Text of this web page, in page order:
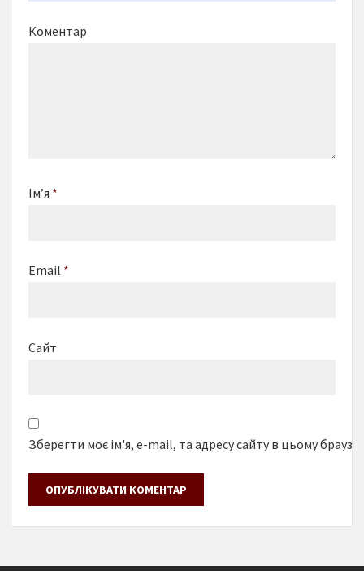
Коментар
Ім’я *
Email *
Сайт
Зберегти моє ім'я, e-mail, та адресу сайту в цьому